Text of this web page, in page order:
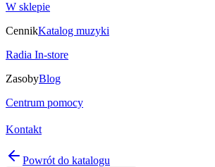
W sklepie
CennikKatalog muzyki
Radia In-store
ZasobyBlog
Centrum pomocy
Kontakt
Powrót do katalogu